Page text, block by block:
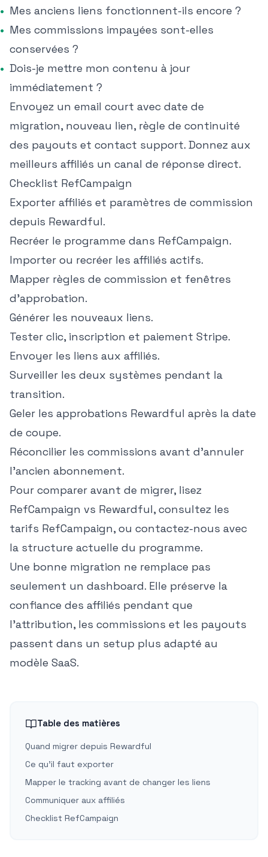
Mes anciens liens fonctionnent-ils encore ?
Mes commissions impayées sont-elles
conservées ?
Dois-je mettre mon contenu à jour
immédiatement ?
Envoyez un email court avec date de
migration, nouveau lien, règle de continuité
des payouts et contact support. Donnez aux
meilleurs affiliés un canal de réponse direct.
Checklist RefCampaign
Exporter affiliés et paramètres de commission
depuis Rewardful.
Recréer le programme dans RefCampaign.
Importer ou recréer les affiliés actifs.
Mapper règles de commission et fenêtres
d'approbation.
Générer les nouveaux liens.
Tester clic, inscription et paiement Stripe.
Envoyer les liens aux affiliés.
Surveiller les deux systèmes pendant la
transition.
Geler les approbations Rewardful après la date
de coupe.
Réconcilier les commissions avant d'annuler
l'ancien abonnement.
Pour comparer avant de migrer, lisez
RefCampaign vs Rewardful, consultez les
tarifs RefCampaign, ou contactez-nous avec
la structure actuelle du programme.
Une bonne migration ne remplace pas
seulement un dashboard. Elle préserve la
confiance des affiliés pendant que
l'attribution, les commissions et les payouts
passent dans un setup plus adapté au
modèle SaaS.
Table des matières
Quand migrer depuis Rewardful
Ce qu'il faut exporter
Mapper le tracking avant de changer les liens
Communiquer aux affiliés
Checklist RefCampaign